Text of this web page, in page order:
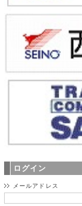
ログイン
メールアドレス